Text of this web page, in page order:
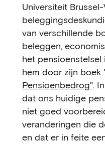
Universiteit Brussel-
van verschillende
beleggen,
het pensioenstelsel
hem door zijn boek
Pensioenbedrog".
dat ons huidige
niet goed
veranderingen die
en dat er in feite